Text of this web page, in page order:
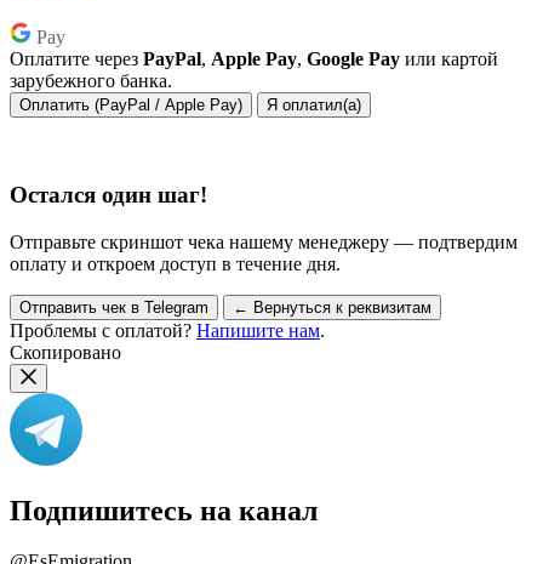
Pay
Оплатите через PayPal, Apple Pay, Google Pay или картой
зарубежного банка.
Оплатить (PayPal / Apple Pay) Я оплатил(а)
Остался один шаг!
Отправьте скриншот чека нашему менеджеру — подтвердим
оплату и откроем доступ в течение дня.
Отправить чек в Telegram ← Вернуться к реквизитам
Проблемы с оплатой? Напишите нам.
Скопировано
Подпишитесь на канал